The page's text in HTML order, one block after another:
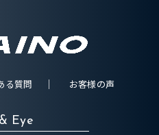
る質問 お客様の声
Eye